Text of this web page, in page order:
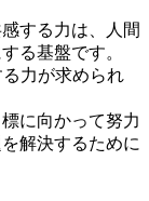
する力は、人間
る基盤です。
力が求められ
に向かって努力
解決するために